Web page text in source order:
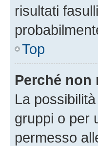
risultati
Top
Perché non
La
gruppi o per
permesso